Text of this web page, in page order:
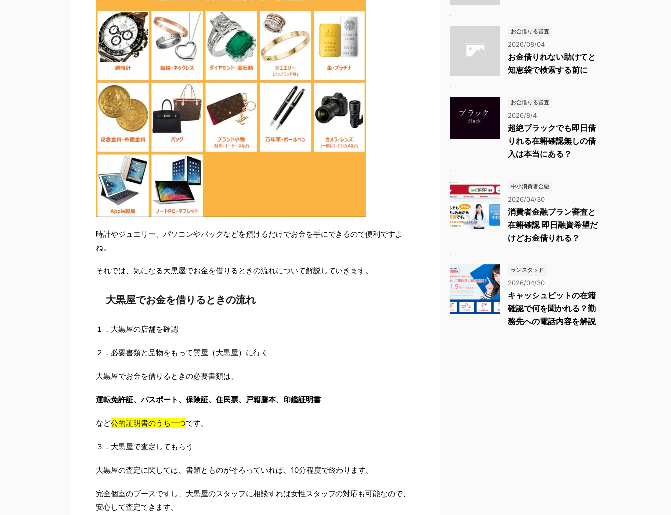
時計やジュエリー、パソコンやバッグなどを預けるだけでお金を手にできるので便利ですよ
ね。
それでは、気になる大黒屋でお金を借りるときの流れについて解説していきます。
大黒屋でお金を借りるときの流れ
１．大黒屋の店舗を確認
２．必要書類と品物をもって質屋（大黒屋）に行く
大黒屋でお金を借りるときの必要書類は、
運転免許証、パスポート、保険証、住民票、戸籍謄本、印鑑証明書
など公的証明書のうち一つです。
３．大黒屋で査定してもらう
大黒屋の査定に関しては、書類とものがそろっていれば、10分程度で終わります。
完全個室のブースですし、大黒屋のスタッフに相談すれば女性スタッフの対応も可能なので、
安心して査定できます。
お金借りる審査
2026/08/04
お金借りれない助けてと
知恵袋で検索する前に
お金借りる審査
2026/8/4
超絶ブラックでも即日借
りれる在籍確認無しの借
入は本当にある？
中小消費者金融
2026/04/30
消費者金融プラン審査と
在籍確認 即日融資希望だ
けどお金借りれる？
ランスタッド
2026/04/30
キャッシュピットの在籍
確認で何を聞かれる？勤
務先への電話内容を解説